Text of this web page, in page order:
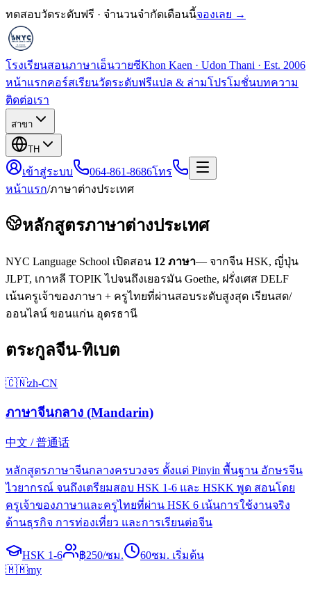
ทดสอบวัดระดับฟรี · จำนวนจำกัดเดือนนี้จองเลย →
โรงเรียนสอนภาษาเอ็นวายซีKhon Kaen · Udon Thani · Est. 2006
หน้าแรกคอร์สเรียนวัดระดับฟรีแปล & ล่ามโปรโมชั่นบทความ
ติดต่อเรา
สาขา
TH
เข้าสู่ระบบ 064-861-8686โทร
หน้าแรก/ภาษาต่างประเทศ
หลักสูตรภาษาต่างประเทศ
NYC Language School เปิดสอน 12 ภาษา— จากจีน HSK, ญี่ปุ่น
JLPT, เกาหลี TOPIK ไปจนถึงเยอรมัน Goethe, ฝรั่งเศส DELF
เน้นครูเจ้าของภาษา + ครูไทยที่ผ่านสอบระดับสูงสุด เรียนสด/
ออนไลน์ ขอนแก่น อุดรธานี
ตระกูลจีน-ทิเบต
🇨🇳zh-CN
ภาษาจีนกลาง (Mandarin)
中文 / 普通话
หลักสูตรภาษาจีนกลางครบวงจร ตั้งแต่ Pinyin พื้นฐาน อักษรจีน
ไวยากรณ์ จนถึงเตรียมสอบ HSK 1-6 และ HSKK พูด สอนโดย
ครูเจ้าของภาษาและครูไทยที่ผ่าน HSK 6 เน้นการใช้งานจริง
ด้านธุรกิจ การท่องเที่ยว และการเรียนต่อจีน
HSK 1-6 ฿250/ชม. 60ชม. เริ่มต้น
🇲🇲my